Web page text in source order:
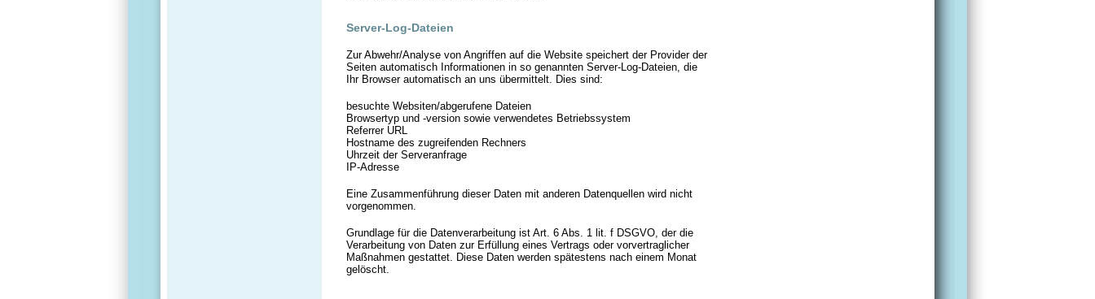
Server-Log-Dateien
Zur Abwehr/Analyse von Angriffen auf die Website speichert der Provider der
Seiten automatisch Informationen in so genannten Server-Log-Dateien, die
Ihr Browser automatisch an uns übermittelt. Dies sind:
besuchte Websiten/abgerufene Dateien
Browsertyp und -version sowie verwendetes Betriebssystem
Referrer URL
Hostname des zugreifenden Rechners
Uhrzeit der Serveranfrage
IP-Adresse
Eine Zusammenführung dieser Daten mit anderen Datenquellen wird nicht
vorgenommen.
Grundlage für die Datenverarbeitung ist Art. 6 Abs. 1 lit. f DSGVO, der die
Verarbeitung von Daten zur Erfüllung eines Vertrags oder vorvertraglicher
Maßnahmen gestattet. Diese Daten werden spätestens nach einem Monat
gelöscht.